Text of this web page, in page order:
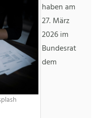
haben am
27. März
2026 im
Bundesrat
dem